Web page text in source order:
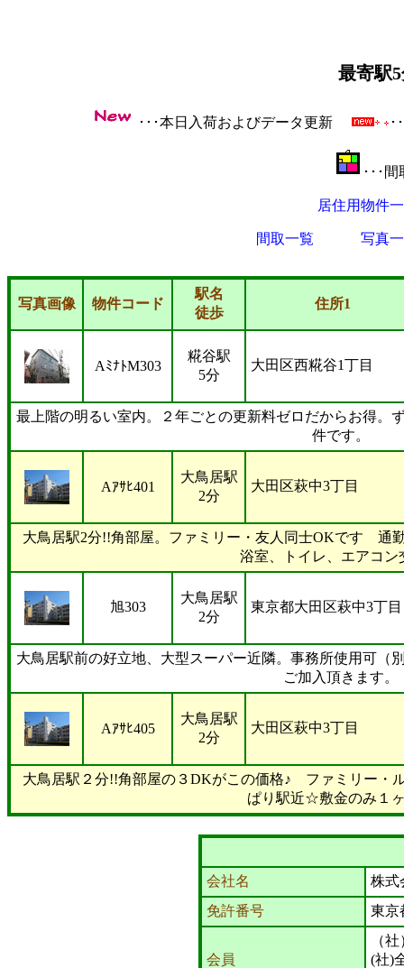
最寄駅
･･･本日入荷およびデータ更新 ･
･･･
居住用物件
間取一覧 写真
写真画像 物件コード
駅名
徒歩
住所1
AﾐﾅﾄM303
糀谷駅
5分
大田区西糀谷1丁目
最上階の明るい室内。２年ごとの更新料ゼロだからお得。
件です。
Aｱｻﾋ401
大鳥居駅
2分
大田区萩中3丁目
大鳥居駅2分!!角部屋。ファミリー・友人同士OKです 通
浴室、トイレ、エアコン
旭303
大鳥居駅
2分
東京都大田区萩中3丁目
大鳥居駅前の好立地、大型スーパー近隣。事務所使用可（
ご加入頂きます。
Aｱｻﾋ405
大鳥居駅
2分
大田区萩中3丁目
大鳥居駅２分!!角部屋の３DKがこの価格♪ ファミリー・
ぱり駅近☆敷金のみ１
会社名
株
免許番号
東京
会員
（
(社)